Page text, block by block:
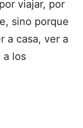
viajar, por
sino porque
a casa, ver a
a los